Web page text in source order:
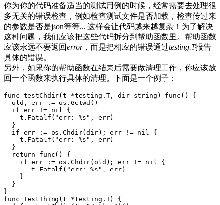
你为你的代码准备适当的测试用例的时候，经常需要去处理很
多无关的错误检查，例如检查测试文件是否加载，检查传过来
的参数是否是json等等... 这样会让代码越来越复杂！为了解决
这种问题，我们应该把这些代码拆分到帮助函数里。帮助函数
应该永远不要返回error，而是把相应的错误通过testing.T报告
具体的错误。
另外，如果你的帮助函数在结束后需要做清理工作，你应该放
回一个函数来执行具体的清理。下面是一个例子：
func testChdir(t *testing.T, dir string) func() {
  old, err := os.Getwd()
  if err != nil {
    t.Fatalf("err: %s", err)
  }
  if err := os.Chdir(dir); err != nil {
    t.Fatalf("err: %s", err)
  }
  return func() {
    if err := os.Chdir(old); err != nil {
       t.Fatalf("err: %s", err)
    }
  }
}
func TestThing(t *testing.T) {